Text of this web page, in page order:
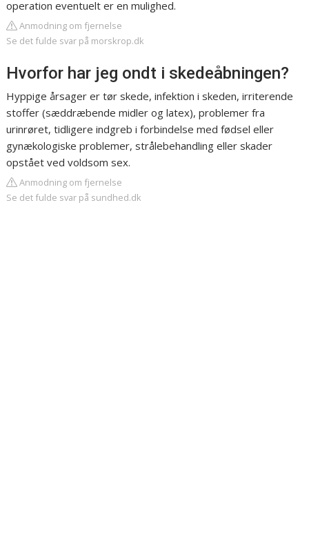
operation eventuelt er en mulighed.
Anmodning om fjernelse
Se det fulde svar på morskrop.dk
Hvorfor har jeg ondt i skedeåbningen?
Hyppige årsager er tør skede, infektion i skeden, irriterende
stoffer (sæddræbende midler og latex), problemer fra
urinrøret, tidligere indgreb i forbindelse med fødsel eller
gynækologiske problemer, strålebehandling eller skader
opstået ved voldsom sex.
Anmodning om fjernelse
Se det fulde svar på sundhed.dk